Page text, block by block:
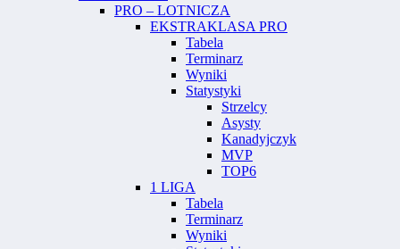
PRO – LOTNICZA
EKSTRAKLASA PRO
Tabela
Terminarz
Wyniki
Statystyki
Strzelcy
Asysty
Kanadyjczyk
MVP
TOP6
1 LIGA
Tabela
Terminarz
Wyniki